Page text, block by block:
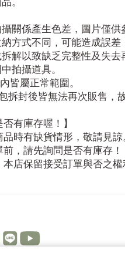
關係產生色差，圖片僅供
方式不同，可能造成誤
解以致缺乏完整性及失去
拍攝道具。
皆屬正常範圍。
拆封後皆無法再次販售，
有庫存喔！】
時有缺貨情形，敬請見諒
，請先詢問是否有庫存！
店保留接受訂單與否之權